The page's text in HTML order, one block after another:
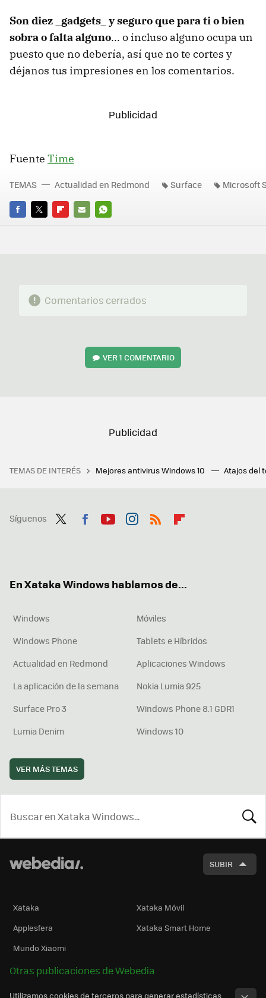
Son diez _gadgets_ y seguro que para ti o bien
sobra o falta alguno... o incluso alguno ocupa un
puesto que no debería, así que no te cortes y
déjanos tus impresiones en los comentarios.
Fuente Time
FACEBOOK
TWITTERFLIPBOARD
E-
WHATSAPP
TEMAS Actualidad en Redmond Surface Microsoft
Comentarios cerrados
VER1 COMENTARIO
TEMAS DE INTERÉS Mejores antivirus Windows 10 Atajos del
Síguenos
En Xataka Windows hablamos de...
Windows
Móviles
Windows Phone
Tablets e Híbridos
Actualidad en Redmond
Aplicaciones Windows
La aplicación de la semana
Nokia Lumia 925
Surface Pro 3
Windows Phone 8.1 GDR1
Lumia Denim
Windows 10
VER MÁS TEMAS
SUBIR
Xataka
Xataka Móvil
Applesfera
Xataka Smart Home
Mundo Xiaomi
Otras publicaciones de Webedia
Utilizamos cookies de terceros para generar estadísticas